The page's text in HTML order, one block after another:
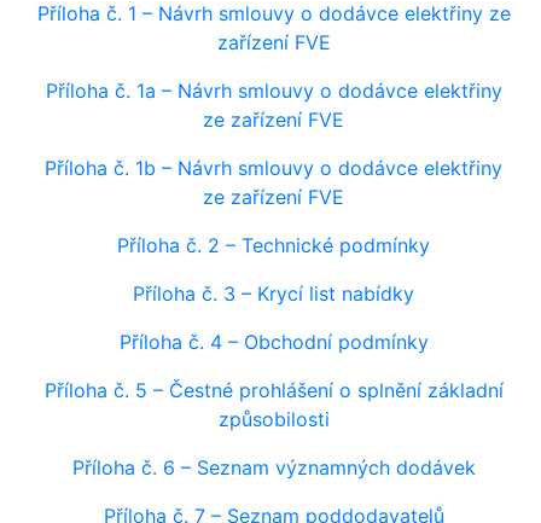
Příloha č. 1 – Návrh smlouvy o dodávce elektřiny ze
zařízení FVE
Příloha č. 1a – Návrh smlouvy o dodávce elektřiny
ze zařízení FVE
Příloha č. 1b – Návrh smlouvy o dodávce elektřiny
ze zařízení FVE
Příloha č. 2 – Technické podmínky
Příloha č. 3 – Krycí list nabídky
Příloha č. 4 – Obchodní podmínky
Příloha č. 5 – Čestné prohlášení o splnění základní
způsobilosti
Příloha č. 6 – Seznam významných dodávek
Příloha č. 7 – Seznam poddodavatelů